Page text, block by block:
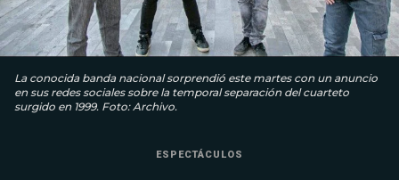
La conocida banda nacional sorprendió este martes con un anuncio
en sus redes sociales sobre la temporal separación del cuarteto
surgido en 1999. Foto: Archivo.
ESPECTÁCULOS